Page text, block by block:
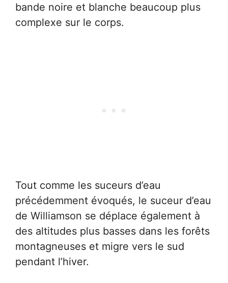
bande noire et blanche beaucoup plus
complexe sur le corps.
Tout comme les suceurs d’eau
précédemment évoqués, le suceur d’eau
de Williamson se déplace également à
des altitudes plus basses dans les forêts
montagneuses et migre vers le sud
pendant l’hiver.